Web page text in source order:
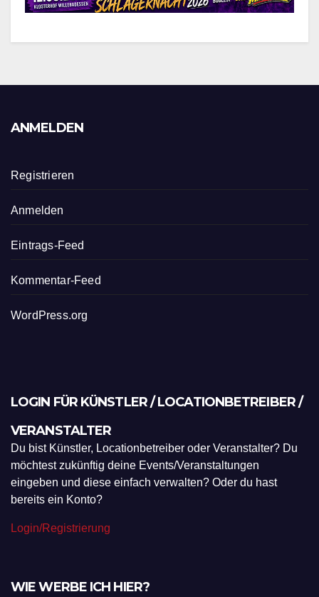
ANMELDEN
Registrieren
Anmelden
Eintrags-Feed
Kommentar-Feed
WordPress.org
LOGIN FÜR KÜNSTLER / LOCATIONBETREIBER /
VERANSTALTER
Du bist Künstler, Locationbetreiber oder Veranstalter? Du
möchtest zukünftig deine Events/Veranstaltungen
eingeben und diese einfach verwalten? Oder du hast
bereits ein Konto?
Login/Registrierung
WIE WERBE ICH HIER?